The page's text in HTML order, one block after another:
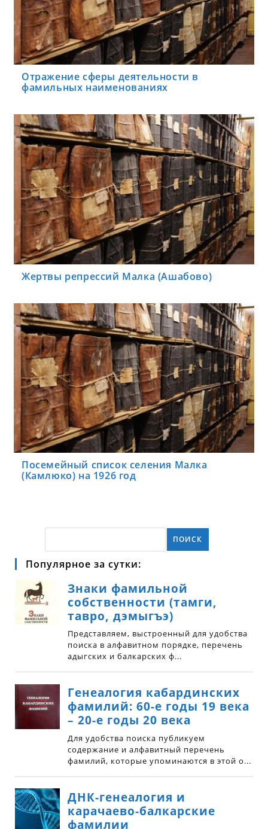
Отражение сферы деятельности в
фамильных наименованиях
Жертвы репрессий Малка (Ашабово)
Посемейный список селения Малка
(Камлюко) на 1926 год
ПОИСК
Популярное за сутки: